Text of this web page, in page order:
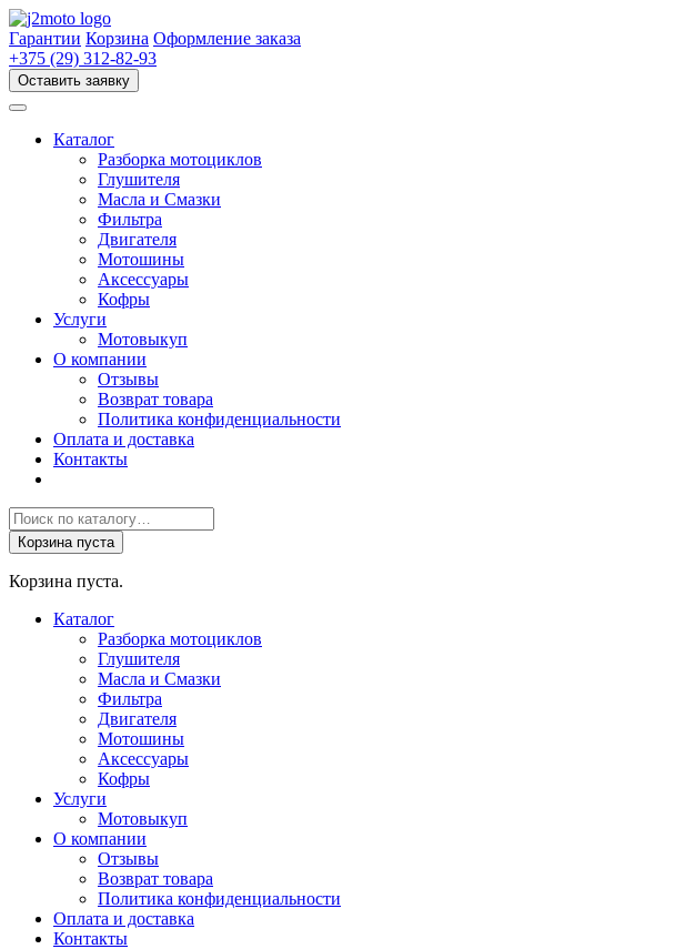
Перейти
к
содержимому
Гарантии Корзина Оформление заказа
+375 (29) 312-82-93
Оставить заявку
Каталог
Разборка мотоциклов
Глушителя
Масла и Смазки
Фильтра
Двигателя
Мотошины
Аксессуары
Кофры
Услуги
Мотовыкуп
О компании
Отзывы
Возврат товара
Политика конфиденциальности
Оплата и доставка
Контакты
Поиск
товаров
Корзина пуста
Корзина пуста.
Каталог
Разборка мотоциклов
Глушителя
Масла и Смазки
Фильтра
Двигателя
Мотошины
Аксессуары
Кофры
Услуги
Мотовыкуп
О компании
Отзывы
Возврат товара
Политика конфиденциальности
Оплата и доставка
Контакты